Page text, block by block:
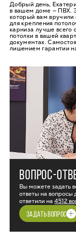
Добрый день,
в вашем доме — ПВХ.
который вам
для крепления
карниза лучше
потолки в вашей
документах.
лишением гарантии
ВОПРОС-
Вы можете задать
ответы на вопросы
ответили на 4512
ЗАДАТЬ ВОПРОС